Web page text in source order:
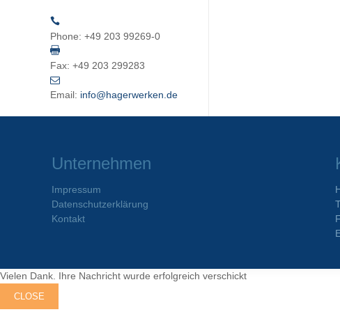
Phone: +49 203 99269-0
Fax: +49 203 299283
Email: info@hagerwerken.de
Unternehmen
Impressum
Datenschutzerklärung
Kontakt
Vielen Dank. Ihre Nachricht wurde erfolgreich verschickt
CLOSE